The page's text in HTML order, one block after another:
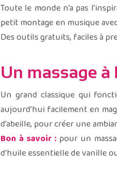
Toute le monde n’a pas
petit montage en musique
Des outils gratuits, faciles à
Un massage à
Un grand classique qui
aujourd’hui facilement en
d’abeille, pour créer une
Bon à savoir : pour un
d’huile essentielle de vanille